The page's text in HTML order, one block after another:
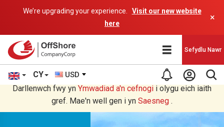
We’re upgrading your experience.
Visit our new website
here
×
CY USD
Sefydlu Nawr
Rydych chi'n darllen yn Welsh cyfieithu gan raglen AI.
Darllenwch fwy yn Ymwadiad a'n cefnogi i olygu eich iaith
gref. Mae'n well gen i yn Saesneg .